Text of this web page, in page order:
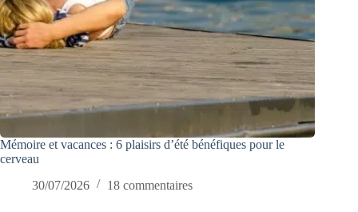
Mémoire et vacances : 6 plaisirs d’été bénéfiques pour le
cerveau
30/07/2026
18 commentaires